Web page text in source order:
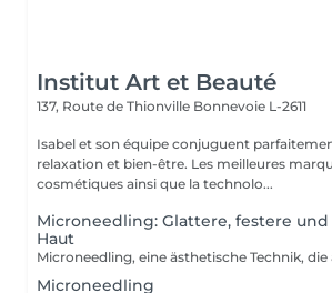
Institut Art et Beauté
137, Route de Thionville Bonnevoie L-2611
Isabel et son équipe conjuguent
relaxation et bien-être. Les meilleures marques esthétiques et
cosmétiques ainsi que la technolo...
Microneedling: Glattere, festere
Haut
Microneedling